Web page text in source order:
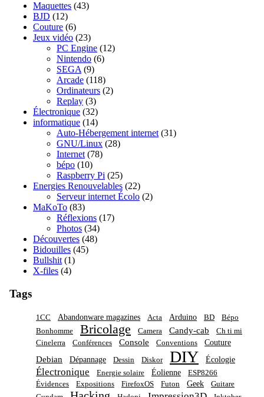
Maquettes (43)
BJD (12)
Couture (6)
Jeux vidéo (23)
PC Engine (12)
Nintendo (6)
SEGA (9)
Arcade (118)
Ordinateurs (2)
Replay (3)
Électronique (32)
informatique (14)
Auto-Hébergement internet (31)
GNU/Linux (28)
Internet (78)
bépo (10)
Raspberry Pi (25)
Energies Renouvelables (22)
Serveur internet Écolo (2)
MaKoTo (83)
Réflexions (17)
Photos (34)
Découvertes (48)
Bidouilles (45)
Bullshit (1)
X-files (4)
Tags
1CC Abandonware magazines Acta Arduino BD
Bépo
Bonhomme
Bricolage Camera Candy-cab
Ch ti mi
Cinelerra
Conférences Console Conventions Couture
Debian Dépannage Dessin Diskor DIY Écologie
Électronique Energie solaire Éolienne
ESP8266
Évidences
Expositions FirefoxOS Futon Geek
Guitare